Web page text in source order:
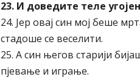
23. И доведите теле
24. Јер овај син мој беше
стадоше се веселити.
25. А син његов старији
пјевање и играње.